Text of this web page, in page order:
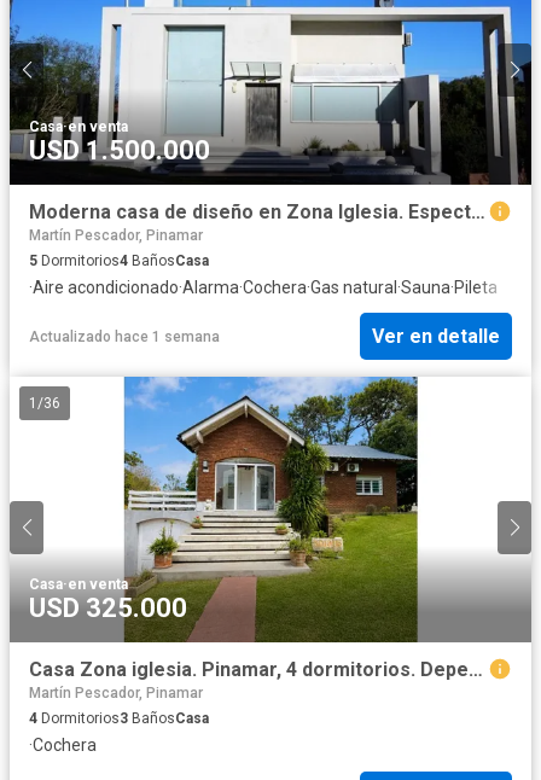
Casa·en venta
USD 1.500.000
Moderna casa de diseño en Zona Iglesia. Espectaculares vistas Piscina.
Martín Pescador, Pinamar
5 Dormitorios4 BañosCasa
·Aire acondicionado·Alarma·Cochera·Gas natural ·Sauna·Pileta
Actualizado hace 1 semana Ver en detalle
1 /36
Casa·en venta
USD 325.000
Casa Zona iglesia. Pinamar, 4 dormitorios. Dependencia. Gas natural
Martín Pescador, Pinamar
4 Dormitorios3 BañosCasa
·Cochera